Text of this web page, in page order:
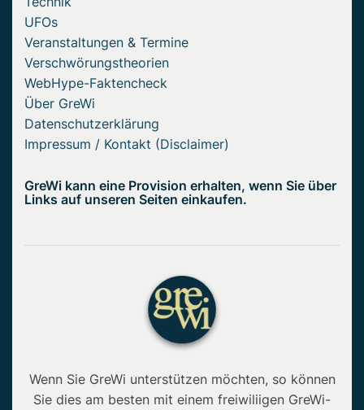
UFOs
Veranstaltungen & Termine
Verschwörungstheorien
WebHype-Faktencheck
Über GreWi
Datenschutzerklärung
Impressum / Kontakt (Disclaimer)
GreWi kann eine Provision erhalten, wenn Sie über
Links auf unseren Seiten einkaufen.
Wenn Sie GreWi unterstützen möchten, so können
Sie dies am besten mit einem freiwiliigen GreWi-